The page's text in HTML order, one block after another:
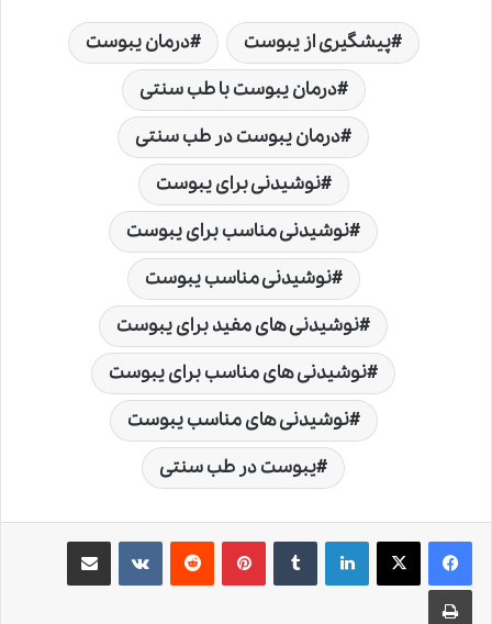
پیشگیری از یبوست
درمان یبوست
درمان یبوست با طب سنتی
درمان یبوست در طب سنتی
نوشیدنی برای یبوست
نوشیدنی مناسب برای یبوست
نوشیدنی مناسب یبوست
نوشیدنی های مفید برای یبوست
نوشیدنی های مناسب برای یبوست
نوشیدنی های مناسب یبوست
یبوست در طب سنتی
لینکدین ‫تامبلر ‫پین‌ترست‫رددیت ‫VKontakteاشتراک گذاری از طریق ایمیل
چاپ